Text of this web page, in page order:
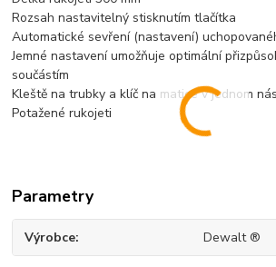
Rozsah nastavitelný stisknutím tlačítka
Automatické sevření (nastavení)
Jemné nastavení umožňuje optimální
součástím
Kleště na trubky a klíč na matice v jednom
Potažené rukojeti
Parametry
Výrobce Dewalt ®